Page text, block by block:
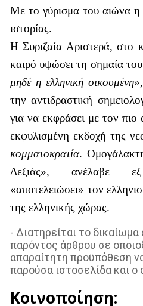
Με το γύρισμα του αιώνα η
ιστορίας.
Η Συριζαία Αριστερά, στο
καιρό υψώσει τη σημαία
μηδέ η ελληνική οικουμένη
την αντιδραστική
για να εκφράσει με τον πιο
εκφυλισμένη εκδοχή της
κομματοκρατία.
Δεξιάς», ανέλαβε
«αποτελειώσει» τον
της ελληνικής χώρας.
- Διατηρείται το
παρόντος άρθρου σε
απαραίτητη προϋπόθεση
παρούσα ιστοσελίδα και
Κοινοποίηση: